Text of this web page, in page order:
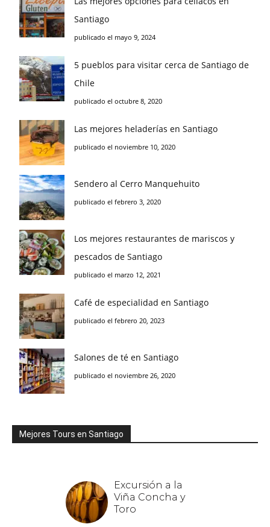
Santiago
publicado el mayo 9, 2024
5 pueblos para visitar cerca de Santiago de
Chile
publicado el octubre 8, 2020
Las mejores heladerías en Santiago
publicado el noviembre 10, 2020
Sendero al Cerro Manquehuito
publicado el febrero 3, 2020
Los mejores restaurantes de mariscos y
pescados de Santiago
publicado el marzo 12, 2021
Café de especialidad en Santiago
publicado el febrero 20, 2023
Salones de té en Santiago
publicado el noviembre 26, 2020
Mejores Tours en Santiago